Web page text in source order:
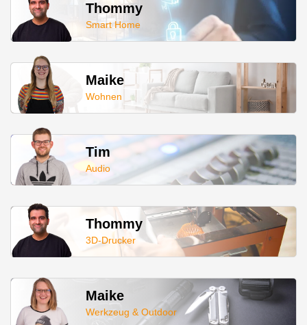
Thommy
Smart Home
Maike
Wohnen
Tim
Audio
Thommy
3D-Drucker
Maike
Werkzeug & Outdoor